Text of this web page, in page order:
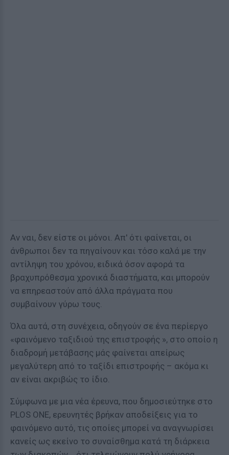
Αν ναι, δεν είστε οι μόνοι. Απ' ότι φαίνεται, οι
άνθρωποι δεν τα πηγαίνουν και τόσο καλά με την
αντίληψη του χρόνου, ειδικά όσον αφορά τα
βραχυπρόθεσμα χρονικά διαστήματα, και μπορούν
να επηρεαστούν από άλλα πράγματα που
συμβαίνουν γύρω τους.
Όλα αυτά, στη συνέχεια, οδηγούν σε ένα περίεργο
«φαινόμενο ταξιδιού της επιστροφής », στο οποίο η
διαδρομή μετάβασης μάς φαίνεται απείρως
μεγαλύτερη από το ταξίδι επιστροφής – ακόμα κι
αν είναι ακριβώς το ίδιο.
Σύμφωνα με μια νέα έρευνα, που δημοσιεύτηκε στο
PLOS ONE, ερευνητές βρήκαν αποδείξεις για το
φαινόμενο αυτό, τις οποίες μπορεί να αναγνωρίσει
κανείς ως εκείνο το συναίσθημα κατά τη διάρκεια